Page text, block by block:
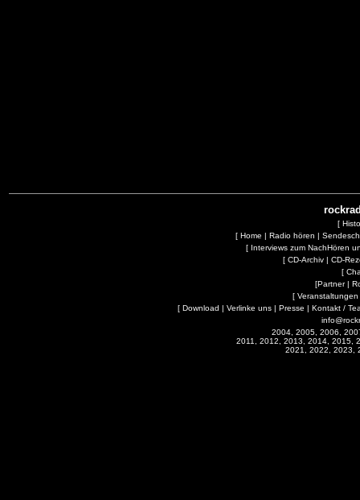
[
[ Home | Radio hören |
[ Interviews zum NachHören
[ CD-Archiv| CD-
[
[Partner|
[ Veranstaltungen
[ Download | Verlinke uns | Presse | Kontakt /
2004, 2005, 2006,
2011, 2012, 2013, 2014, 2015,
2021, 2022, 2023,